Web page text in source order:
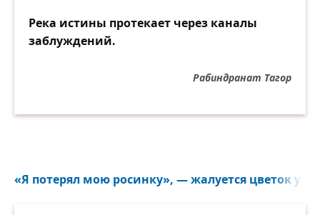
Река истины протекает через каналы
заблуждений.
Рабиндранат Тагор
«Я потерял мою росинку», — жалуется цветок